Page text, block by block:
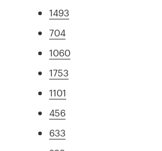
1493
704
1060
1753
1101
456
633